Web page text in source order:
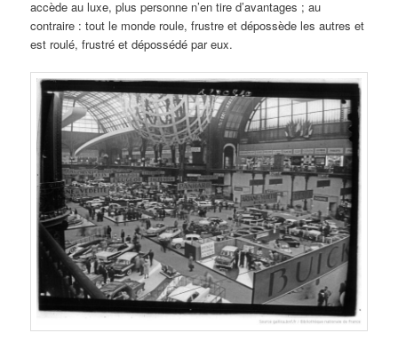
accède au luxe, plus personne n’en tire d’avantages ; au
contraire : tout le monde roule, frustre et dépossède les autres et
est roulé, frustré et dépossédé par eux.